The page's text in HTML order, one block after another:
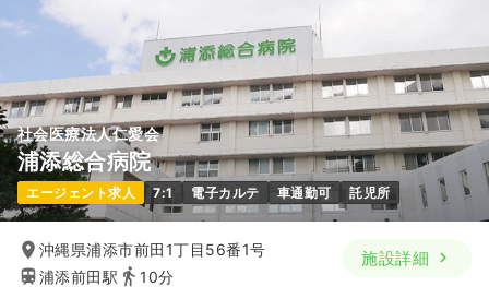
社会医療法人仁愛会
浦添総合病院
エージェント求人 7:1 電子カルテ 車通勤可 託児所
沖縄県浦添市前田1丁目56番1号
浦添前田駅
10分
施設詳細